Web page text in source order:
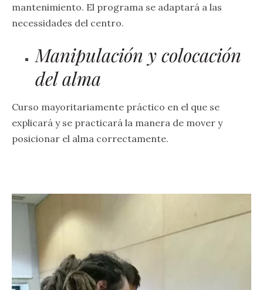
mantenimiento. El programa se adaptará a las
necessidades del centro.
Manipulación y colocación
del alma
Curso mayoritariamente práctico en el que se
explicará y se practicará la manera de mover y
posicionar el alma correctamente.